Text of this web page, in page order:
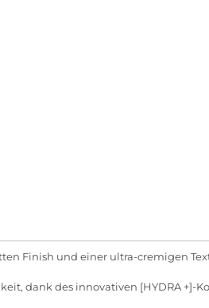
Finish und einer ultra-cremigen
dank des innovativen [HYDRA +]-